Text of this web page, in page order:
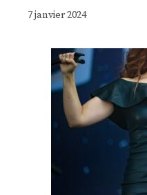
7 janvier 2024